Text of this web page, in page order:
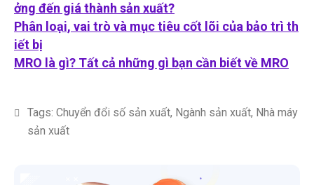
ởng đến giá thành sản xuất?
Phân loại, vai trò và mục tiêu cốt lõi của bảo trì th
iết bị
MRO là gì? Tất cả những gì bạn cần biết về MRO
Tags: Chuyển đổi số sản xuất, Ngành sản xuất, Nhà máy
sản xuất